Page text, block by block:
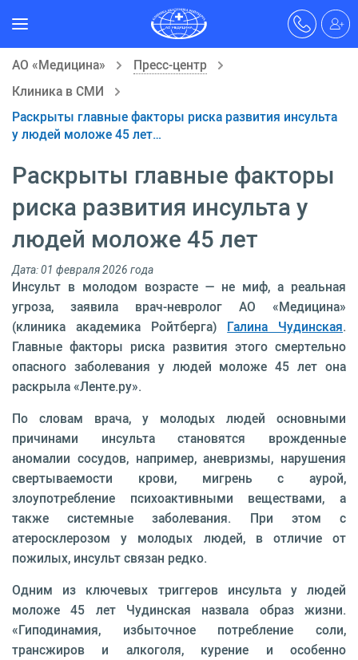
АО «Медицина»
Пресс-центр
Клиника в СМИ
Раскрыты главные факторы риска развития инсульта
у людей моложе 45 лет…
Раскрыты главные факторы
риска развития инсульта у
людей моложе 45 лет
Дата: 01 февраля 2026 года
Инсульт в молодом возрасте — не миф, а реальная
угроза, заявила врач-невролог АО «Медицина»
(клиника академика Ройтберга) Галина Чудинская.
Главные факторы риска развития этого смертельно
опасного заболевания у людей моложе 45 лет она
раскрыла «Ленте.ру».
По словам врача, у молодых людей основными
причинами инсульта становятся врожденные
аномалии сосудов, например, аневризмы, нарушения
свертываемости крови, мигрень с аурой,
злоупотребление психоактивными веществами, а
также системные заболевания. При этом с
атеросклерозом у молодых людей, в отличие от
пожилых, инсульт связан редко.
Одним из ключевых триггеров инсульта у людей
моложе 45 лет Чудинская назвала образ жизни.
«Гиподинамия, избыточное потребление соли,
трансжиров и алкоголя, курение и особенно